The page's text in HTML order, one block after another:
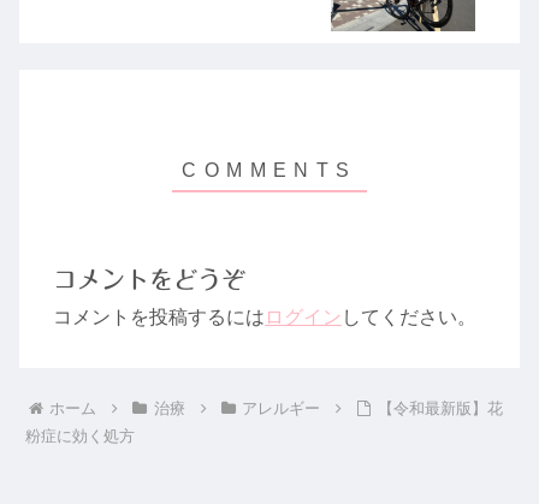
コメントをどうぞ
コメントを投稿するには ログイン してください。
ホーム 治療 アレルギー
【令和最新版】花
粉症に効く処方